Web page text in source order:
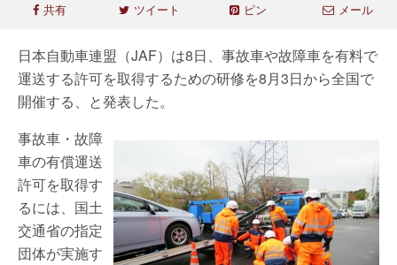
共有 ツイート ピン メール
日本自動車連盟（JAF）は8日、事故車や故障車を有料で
運送する許可を取得するための研修を8月3日から全国で
開催する、と発表した。
事故車・故障
車の有償運送
許可を取得す
るには、国土
交通省の指定
団体が実施す